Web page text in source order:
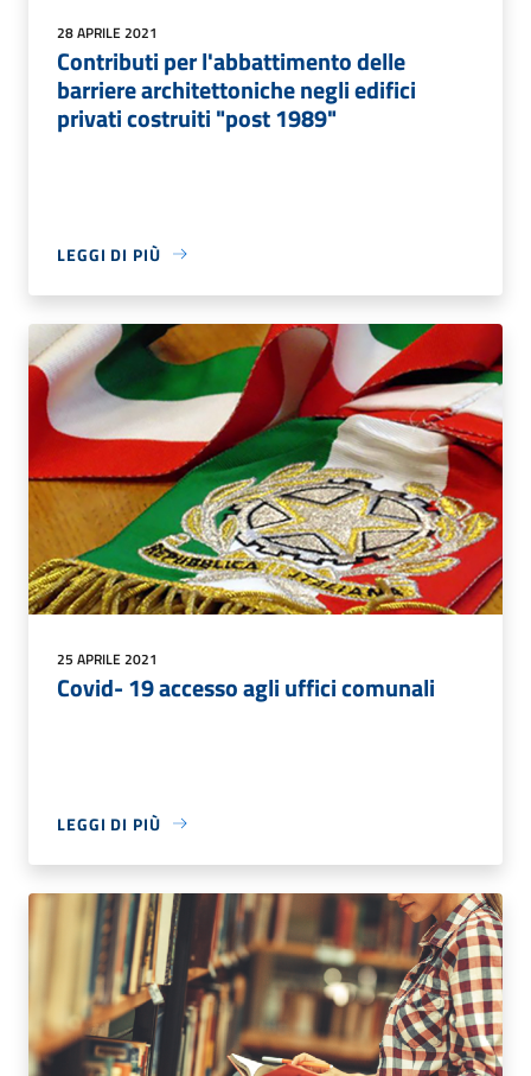
28 APRILE 2021
Contributi per l'abbattimento delle
barriere architettoniche negli edifici
privati costruiti "post 1989"
LEGGI DI PIÙ
25 APRILE 2021
Covid- 19 accesso agli uffici comunali
LEGGI DI PIÙ